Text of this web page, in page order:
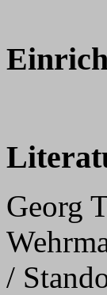
Georg
/